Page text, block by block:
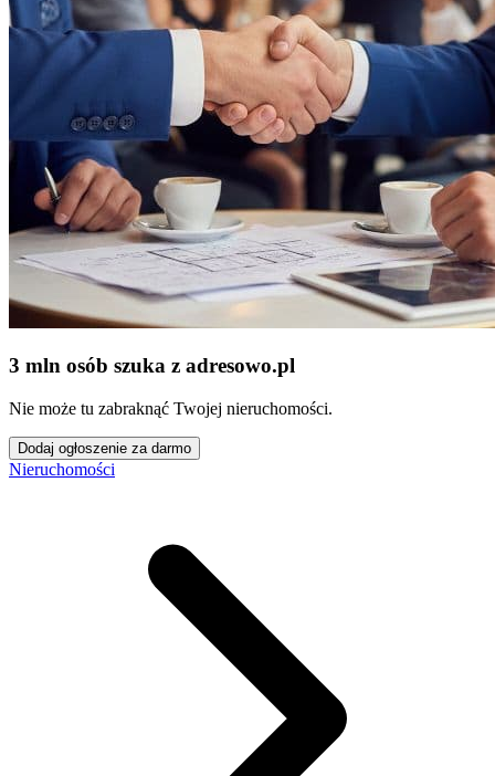
3 mln osób szuka z adresowo.pl
Nie może tu zabraknąć Twojej nieruchomości.
Dodaj ogłoszenie za darmo
Nieruchomości